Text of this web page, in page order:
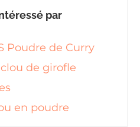
par
Poudre de Curry
de girofle
en poudre